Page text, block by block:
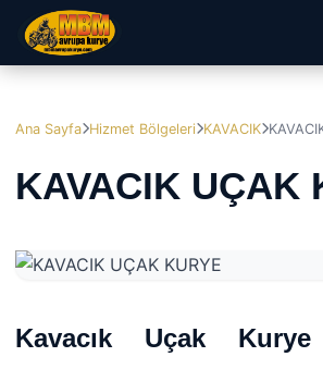
Ana Sayfa Hizmet Bölgeleri KAVACIK
KAVACIK UÇAK
Kavacık Uçak